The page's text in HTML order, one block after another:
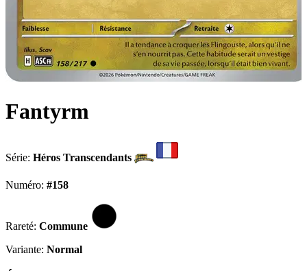
Fantyrm
Série: Héros Transcendants
Numéro: #158
Rareté: Commune
Variante: Normal